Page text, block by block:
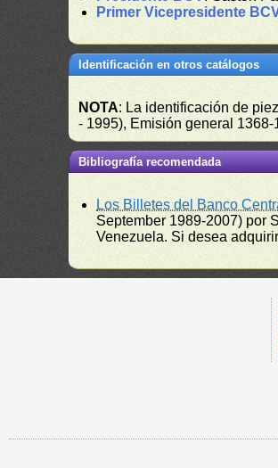
Primer Vicepresidente
Identificación en otros catálogos
NOTA: La identificación de
- 1995), Emisión general
Bibliografía recomendada
Los Billetes del Banco
September 1989-2007) por
Venezuela. Si desea